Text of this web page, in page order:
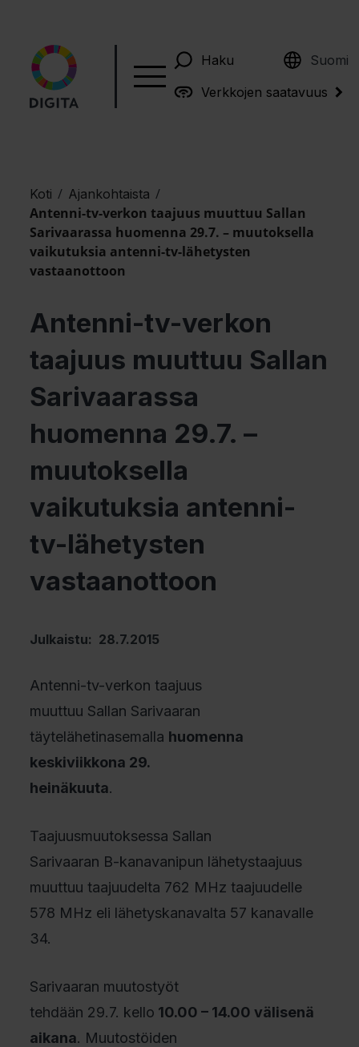
Haku Suomi
English
Verkkojen saatavuus
Koti / Ajankohtaista /
Antenni-tv-verkon taajuus muuttuu Sallan
Sarivaarassa huomenna 29.7. – muutoksella
vaikutuksia antenni-tv-lähetysten
vastaanottoon
Antenni-tv-verkon
taajuus muuttuu Sallan
Sarivaarassa
huomenna 29.7. –
muutoksella
vaikutuksia antenni-
tv-lähetysten
vastaanottoon
Julkaistu: 28.7.2015
Antenni-tv-verkon taajuus
muuttuu Sallan Sarivaaran
täytelähetinasemalla huomenna
keskiviikkona 29.
heinäkuuta.
Taajuusmuutoksessa Sallan
Sarivaaran B-kanavanipun lähetystaajuus
muuttuu taajuudelta 762 MHz taajuudelle
578 MHz eli lähetyskanavalta 57 kanavalle
34.
Sarivaaran muutostyöt
tehdään 29.7. kello 10.00 – 14.00 välisenä
aikana. Muutostöiden